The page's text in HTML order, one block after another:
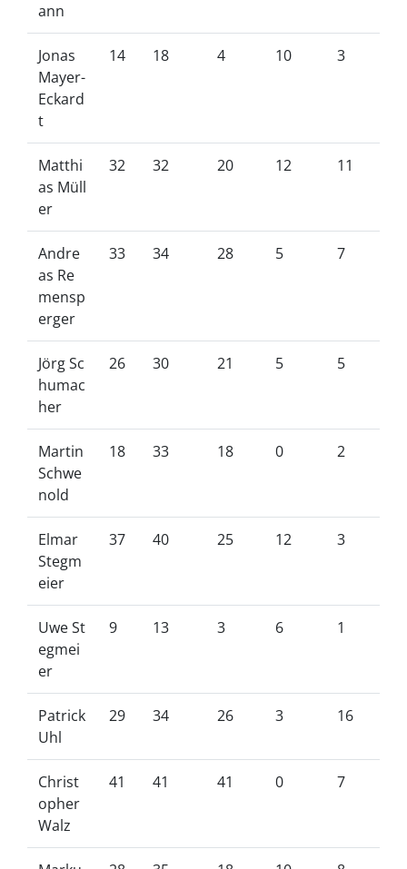
ann
Jonas
Mayer-
Eckard
t
14 18 4 10 3
Matthi
as Müll
er
32 32 20 12 11
Andre
as Re
mensp
erger
33 34 28 5 7
Jörg Sc
humac
her
26 30 21 5 5
Martin
Schwe
nold
18 33 18 0 2
Elmar
Stegm
eier
37 40 25 12 3
Uwe St
egmei
er
9 13 3 6 1
Patrick
Uhl
29 34 26 3 16
Christ
opher
Walz
41 41 41 0 7